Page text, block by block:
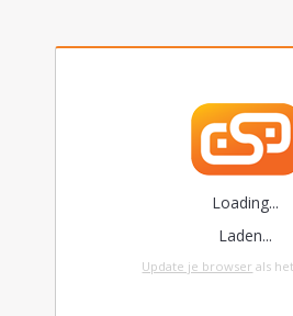
Loading...
Laden...
Update je browser als